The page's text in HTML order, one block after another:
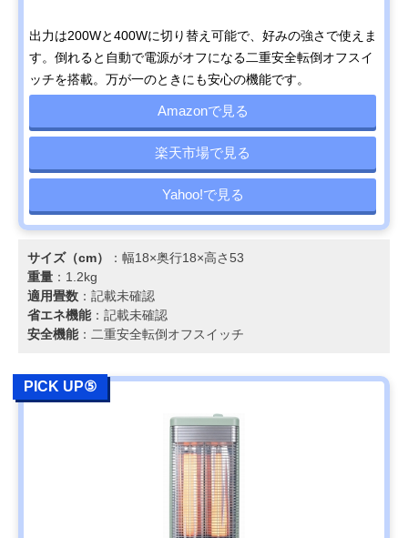
出力は200Wと400Wに切り替え可能で、好みの強さで使えま
す。倒れると自動で電源がオフになる二重安全転倒オフスイ
ッチを搭載。万が一のときにも安心の機能です。
Amazonで見る
楽天市場で見る
Yahoo!で見る
サイズ（cm）
：幅18×奥行18×高さ53
重量 ：1.2kg
適用畳数 ：記載未確認
省エネ機能：記載未確認
安全機能：二重安全転倒オフスイッチ
PICK UP⑤